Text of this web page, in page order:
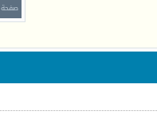
صفحة 1 من 22